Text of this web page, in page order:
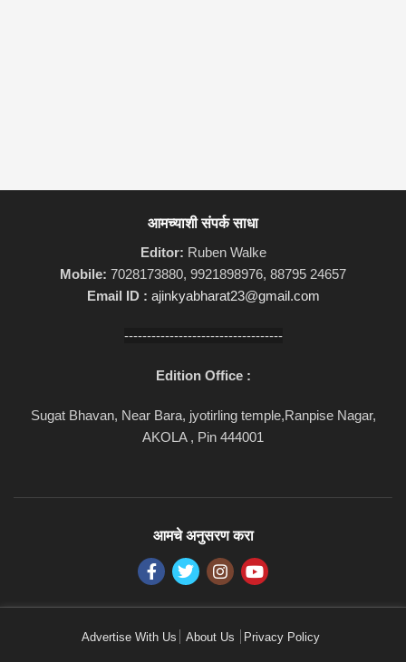
आमच्याशी संपर्क साधा
Editor: Ruben Walke
Mobile: 7028173880, 9921898976, 88795 24657
Email ID : ajinkyabharat23@gmail.com
-----------------------------------
Edition Office :
Sugat Bhavan, Near Bara, jyotirling temple,Ranpise Nagar,
AKOLA , Pin 444001
आमचे अनुसरण करा
Advertise With Us About Us Privacy Policy